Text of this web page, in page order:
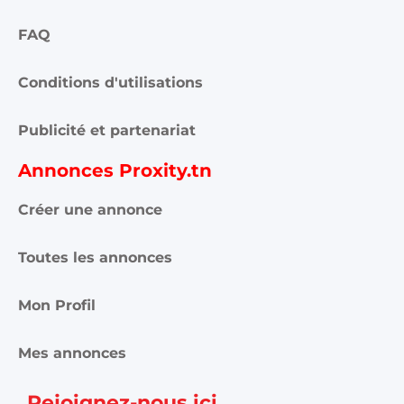
FAQ
Conditions d'utilisations
Publicité et partenariat
Annonces Proxity.tn
Créer une annonce
Toutes les annonces
Mon Profil
Mes annonces